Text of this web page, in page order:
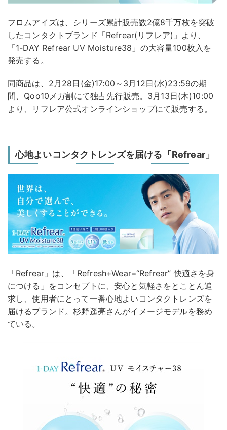
フロムアイズは、シリーズ累計販売数2億8千万枚を突破
したコンタクトブランド「Refrear(リフレア)」より、
「1-DAY Refrear UV Moisture38」の大容量100枚入を
発売する。
同商品は、2月28日(金)17:00～3月12日(水)23:59の期
間、Qoo10メガ割にて独占先行販売。3月13日(木)10:00
より、リフレア公式オンラインショップにて販売する。
心地よいコンタクトレンズを届ける「Refrear」
「Refrear」は、「Refresh+Wear=“Refrear” 快適さを身
につける」をコンセプトに、安心と気軽さをとことん追
求し、使用者にとって一番心地よいコンタクトレンズを
届けるブランド。杉野遥亮さんがイメージモデルを務め
ている。